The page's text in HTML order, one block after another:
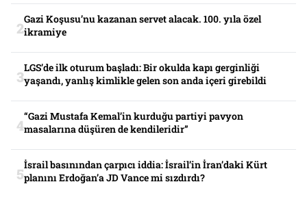
Gazi Koşusu’nu kazanan servet alacak. 100. yıla özel
ikramiye
LGS’de ilk oturum başladı: Bir okulda kapı gerginliği
yaşandı, yanlış kimlikle gelen son anda içeri girebildi
“Gazi Mustafa Kemal’in kurduğu partiyi pavyon
masalarına düşüren de kendileridir”
İsrail basınından çarpıcı iddia: İsrail’in İran’daki Kürt
planını Erdoğan’a JD Vance mi sızdırdı?